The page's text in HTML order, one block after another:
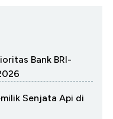
Bank BRI-
Senjata Api di